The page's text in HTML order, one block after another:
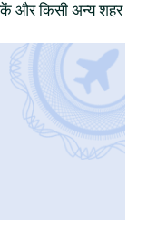
और किसी अन्य शहर